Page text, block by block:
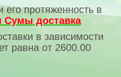
протяженность в
Сумы доставка
в зависимости
равна от 2600.00